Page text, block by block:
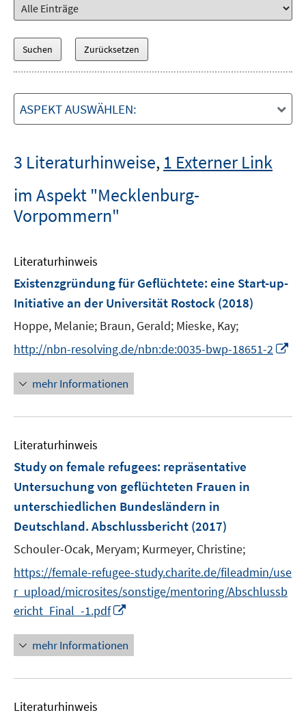
ASPEKT AUSWÄHLEN:
3 Literaturhinweise, 1 Externer Link
im Aspekt "Mecklenburg-
Vorpommern"
Literaturhinweis
Existenzgründung für Geflüchtete: eine Start-up-
Initiative an der Universität Rostock (2018)
Hoppe, Melanie; Braun, Gerald; Mieske, Kay;
http://nbn-resolving.de/nbn:de:0035-bwp-18651-2
u
ö
mehr Informationen
Literaturhinweis
Study on female refugees: repräsentative
Untersuchung von geflüchteten Frauen in
unterschiedlichen Bundesländern in
Deutschland. Abschlussbericht (2017)
Schouler-Ocak, Meryam; Kurmeyer, Christine;
https://female-refugee-study.charite.de/fileadmin/use
r_upload/microsites/sonstige/mentoring/Abschlussb
ericht_Final_-1.pdf
n
e
u
mehr Informationen
Literaturhinweis